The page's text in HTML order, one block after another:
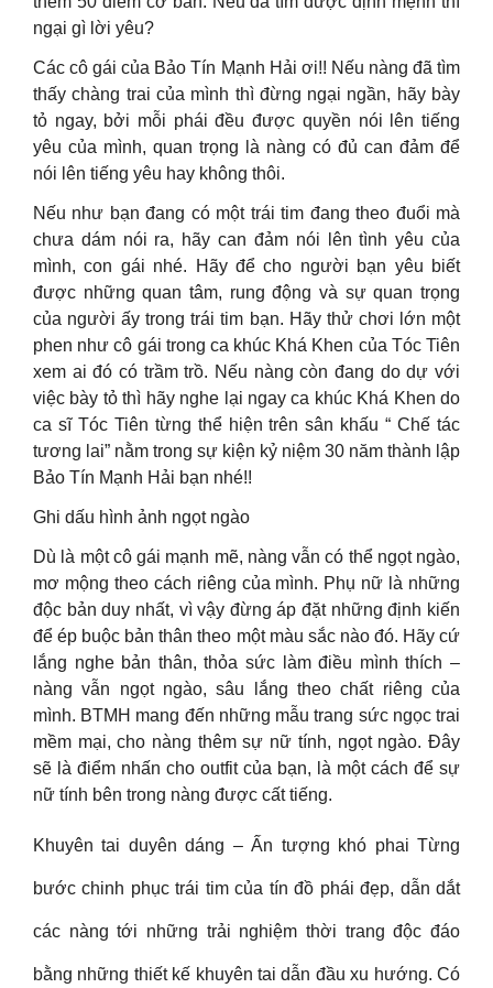
ngại gì lời yêu?
Các cô gái của Bảo Tín Mạnh Hải ơi!! Nếu nàng đã tìm
thấy chàng trai của mình thì đừng ngại ngần, hãy bày
tỏ ngay, bởi mỗi phái đều được quyền nói lên tiếng
yêu của mình, quan trọng là nàng có đủ can đảm để
nói lên tiếng yêu hay không thôi.
Nếu như bạn đang có một trái tim đang theo đuổi mà
chưa dám nói ra, hãy can đảm nói lên tình yêu của
mình, con gái nhé. Hãy để cho người bạn yêu biết
được những quan tâm, rung động và sự quan trọng
của người ấy trong trái tim bạn. Hãy thử chơi lớn một
phen như cô gái trong ca khúc Khá Khen của Tóc Tiên
xem ai đó có trầm trồ. Nếu nàng còn đang do dự với
việc bày tỏ thì hãy nghe lại ngay ca khúc Khá Khen do
ca sĩ Tóc Tiên từng thể hiện trên sân khấu “ Chế tác
tương lai” nằm trong sự kiện kỷ niệm 30 năm thành lập
Bảo Tín Mạnh Hải bạn nhé!!
Ghi dấu hình ảnh ngọt ngào
Dù là một cô gái mạnh mẽ, nàng vẫn có thể ngọt ngào,
mơ mộng theo cách riêng của mình. Phụ nữ là những
độc bản duy nhất, vì vậy đừng áp đặt những định kiến
để ép buộc bản thân theo một màu sắc nào đó. Hãy cứ
lắng nghe bản thân, thỏa sức làm điều mình thích –
nàng vẫn ngọt ngào, sâu lắng theo chất riêng của
mình. BTMH mang đến những mẫu trang sức ngọc trai
mềm mại, cho nàng thêm sự nữ tính, ngọt ngào. Đây
sẽ là điểm nhấn cho outfit của bạn, là một cách để sự
nữ tính bên trong nàng được cất tiếng.
Khuyên tai duyên dáng – Ấn tượng khó phai Từng
bước chinh phục trái tim của tín đồ phái đẹp, dẫn dắt
các nàng tới những trải nghiệm thời trang độc đáo
bằng những thiết kế khuyên tai dẫn đầu xu hướng. Có